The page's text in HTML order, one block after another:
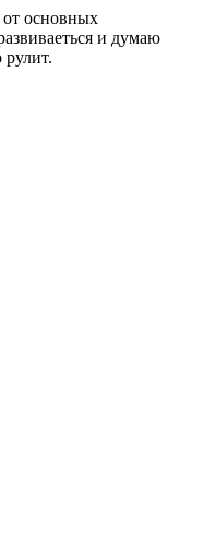
основных
и думаю
рулит.